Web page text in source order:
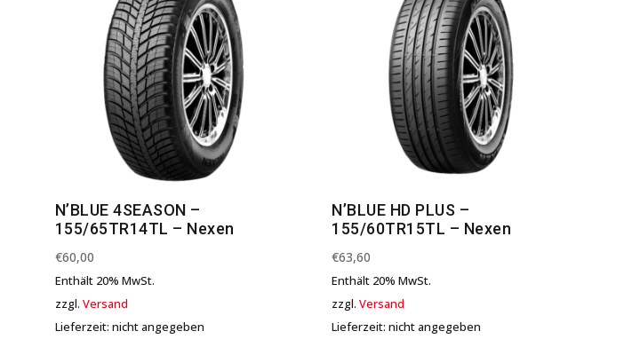
N’BLUE 4SEASON –
155/65TR14TL – Nexen
€60,00
Enthält 20% MwSt.
zzgl. Versand
Lieferzeit: nicht angegeben
N’BLUE HD PLUS –
155/60TR15TL – Nexen
€63,60
Enthält 20% MwSt.
zzgl.Versand
Lieferzeit: nicht angegeben